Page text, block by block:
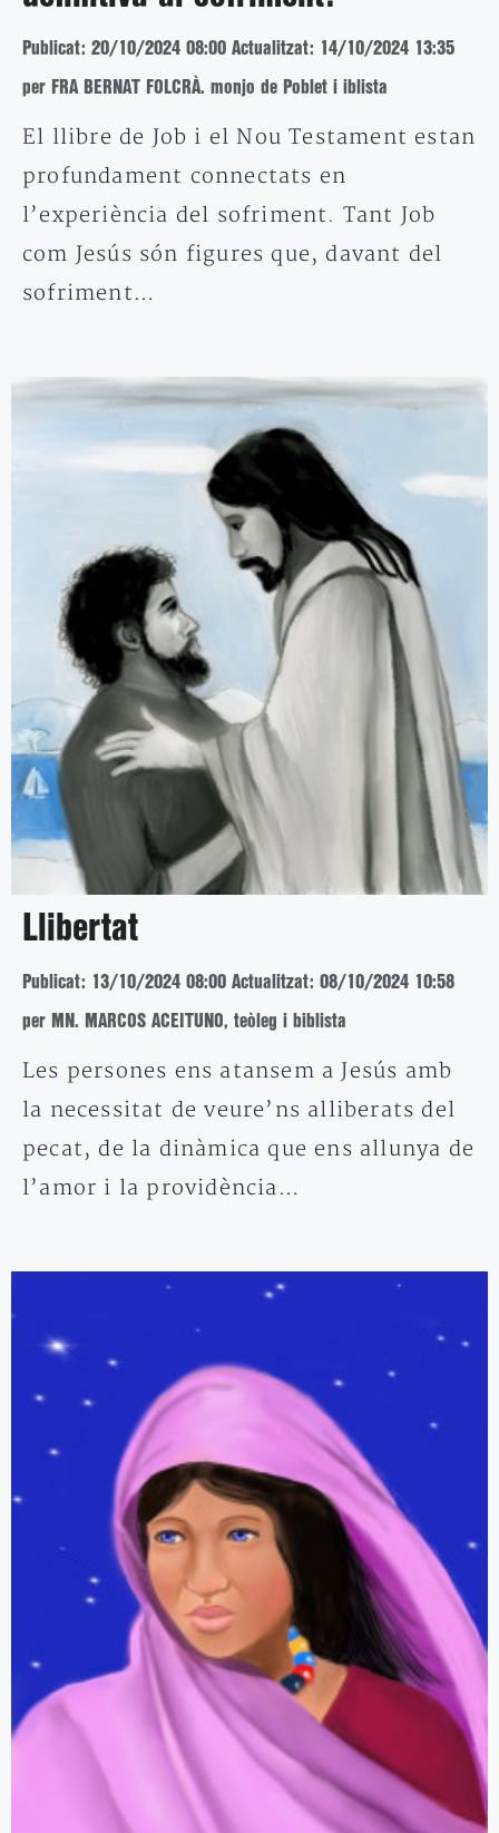
Publicat: 20/10/2024 08:00 Actualitzat: 14/10/2024 13:35
per FRA BERNAT FOLCRÀ. monjo de Poblet i iblista
El llibre de Job i el Nou Testament estan
profundament connectats en
l’experiència del sofriment. Tant Job
com Jesús són figures que, davant del
sofriment…
Llibertat
Publicat: 13/10/2024 08:00 Actualitzat: 08/10/2024 10:58
per MN. MARCOS ACEITUNO, teòleg i biblista
Les persones ens atansem a Jesús amb
la necessitat de veure’ns alliberats del
pecat, de la dinàmica que ens allunya de
l’amor i la providència…